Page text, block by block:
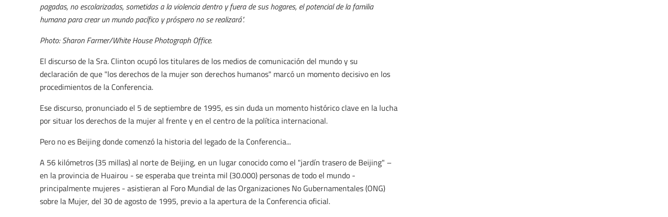
pagadas, no escolarizadas, sometidas a la violencia dentro y fuera de sus hogares, el potencial de la familia
humana para crear un mundo pacífico y próspero no se realizará".
Photo: Sharon Farmer/White House Photograph Office.
El discurso de la Sra. Clinton ocupó los titulares de los medios de comunicación del mundo y su
declaración de que "los derechos de la mujer son derechos humanos" marcó un momento decisivo en los
procedimientos de la Conferencia.
Ese discurso, pronunciado el 5 de septiembre de 1995, es sin duda un momento histórico clave en la lucha
por situar los derechos de la mujer al frente y en el centro de la política internacional.
Pero no es Beijing donde comenzó la historia del legado de la Conferencia...
A 56 kilómetros (35 millas) al norte de Beijing, en un lugar conocido como el "jardín trasero de Beijing" –
en la provincia de Huairou - se esperaba que treinta mil (30.000) personas de todo el mundo -
principalmente mujeres - asistieran al Foro Mundial de las Organizaciones No Gubernamentales (ONG)
sobre la Mujer, del 30 de agosto de 1995, previo a la apertura de la Conferencia oficial.